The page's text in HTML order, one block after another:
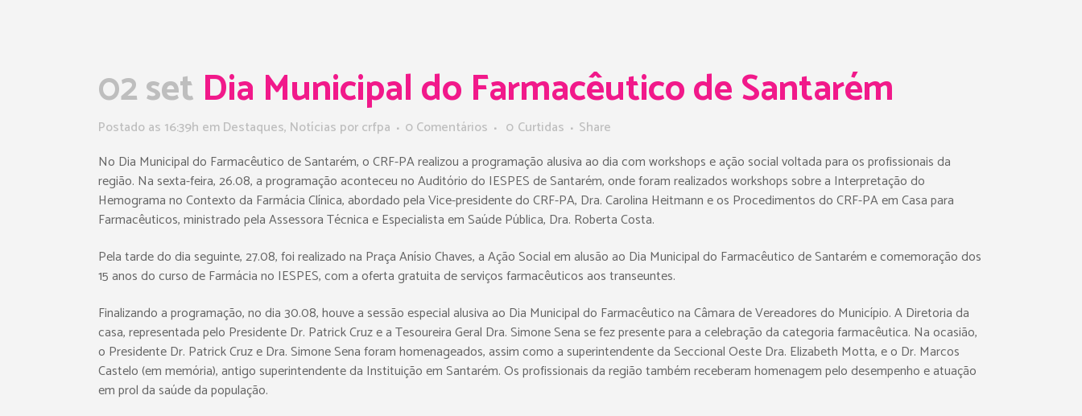
02 set Dia Municipal do Farmacêutico de Santarém
Postado as 16:39h emDestaques, Notícias porcrfpa 0 Comentários 0 Curtidas
Share
No Dia Municipal do Farmacêutico de Santarém, o CRF-PA realizou a programação alusiva ao dia com workshops e ação social voltada para os profissionais da
região. Na sexta-feira, 26.08, a programação aconteceu no Auditório do IESPES de Santarém, onde foram realizados workshops sobre a Interpretação do
Hemograma no Contexto da Farmácia Clínica, abordado pela Vice-presidente do CRF-PA, Dra. Carolina Heitmann e os Procedimentos do CRF-PA em Casa para
Farmacêuticos, ministrado pela Assessora Técnica e Especialista em Saúde Pública, Dra. Roberta Costa.
Pela tarde do dia seguinte, 27.08, foi realizado na Praça Anísio Chaves, a Ação Social em alusão ao Dia Municipal do Farmacêutico de Santarém e comemoração dos
15 anos do curso de Farmácia no IESPES, com a oferta gratuita de serviços farmacêuticos aos transeuntes.
Finalizando a programação, no dia 30.08, houve a sessão especial alusiva ao Dia Municipal do Farmacêutico na Câmara de Vereadores do Município. A Diretoria da
casa, representada pelo Presidente Dr. Patrick Cruz e a Tesoureira Geral Dra. Simone Sena se fez presente para a celebração da categoria farmacêutica. Na ocasião,
o Presidente Dr. Patrick Cruz e Dra. Simone Sena foram homenageados, assim como a superintendente da Seccional Oeste Dra. Elizabeth Motta, e o Dr. Marcos
Castelo (em memória), antigo superintendente da Instituição em Santarém. Os profissionais da região também receberam homenagem pelo desempenho e atuação
em prol da saúde da população.